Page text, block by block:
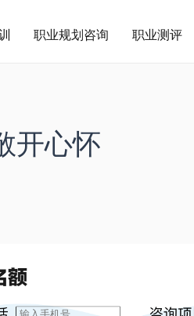
职业规划咨询 职业测评
开心怀